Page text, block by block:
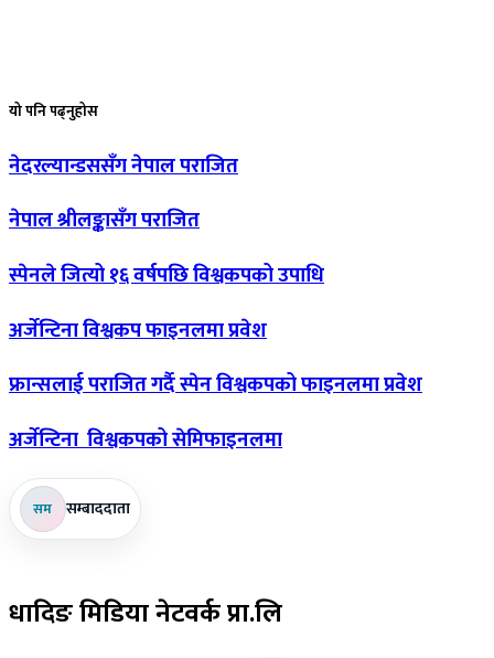
योपनि पढ्नुहोस
नेदरल्यान्डससँगनेपाल पराजित
नेपालश्रीलङ्कासँग पराजित
स्पेनलेजित्यो १६ वर्षपछि विश्वकपको उपाधि
अर्जेन्टिनाविश्वकप फाइनलमा प्रवेश
फ्रान्सलाईपराजित गर्दै स्पेन विश्वकपको फाइनलमा प्रवेश
अर्जेन्टिनाविश्वकपको सेमिफाइनलमा
सम सम्बाददाता
धादिङमिडिया नेटवर्क प्रा.लि